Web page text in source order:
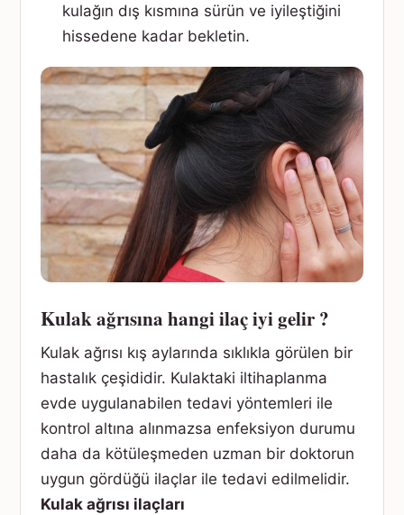
kulağın dış kısmına sürün ve iyileştiğini
hissedene kadar bekletin.
Kulak ağrısına hangi ilaç iyi gelir ?
Kulak ağrısı kış aylarında sıklıkla görülen bir
hastalık çeşididir. Kulaktaki iltihaplanma
evde uygulanabilen tedavi yöntemleri ile
kontrol altına alınmazsa enfeksiyon durumu
daha da kötüleşmeden uzman bir doktorun
uygun gördüğü ilaçlar ile tedavi edilmelidir.
Kulak ağrısı ilaçları